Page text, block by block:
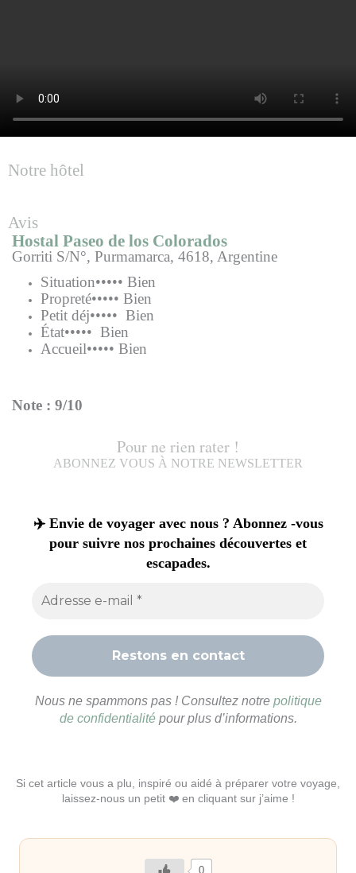
Notre hôtel
Avis
Hostal Paseo de los Colorados
Gorriti S/N°, Purmamarca, 4618, Argentine
Situation••••• Bien
Propreté••••• Bien
Petit déj••••• Bien
État••••• Bien
Accueil••••• Bien
Note : 9/10
Pour ne rien rater !
ABONNEZ VOUS À NOTRE NEWSLETTER
✈️ Envie de voyager avec nous ? Abonnez -vous
pour suivre nos prochaines découvertes et
escapades.
Nous ne spammons pas ! Consultez notre politique
de confidentialitépour plus d’informations.
Si cet article vous a plu, inspiré ou aidé à préparer votre voyage,
laissez-nous un petit ❤️ en cliquant sur j’aime !
0